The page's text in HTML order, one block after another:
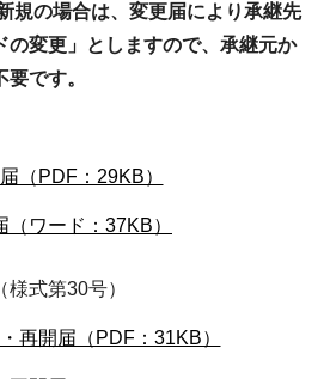
規の場合は、変更届により承継先
の変更」としますので、承継元か
です。
（PDF：29KB）
（ワード：37KB）
式第30号）
再開届（PDF：31KB）